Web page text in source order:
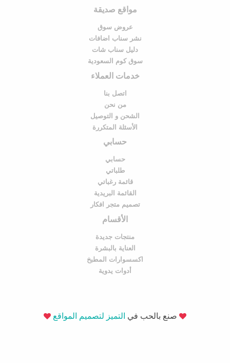
مواقع صديقة
عروض سوق
نشر سناب اضافات
دليل سناب شات
سوق كوم السعودية
خدمات العملاء
اتصل بنا
من نحن
الشحن و التوصيل
الأسئلة المتكررة
حسابي
حسابي
طلباتي
قائمة رغباتي
القائمة البريدية
تصميم متجر افكار
الأقسام
منتجات جديدة
العناية بالبشرة
اكسسوارات المطبخ
أدوات يدوية
صنع بالحب في التميز لتصميم المواقع